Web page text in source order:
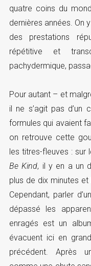
quatre coins du
dernières années. On
des prestations
répétitive et
pachydermique,
Pour autant – et
il ne s’agit pas d’un
formules qui avaient
on retrouve cette
les titres-fleuves :
Be Kind, il y en a un
plus de dix minutes et
Cependant, parler
dépassé les
enragés est un
évacuent ici en
précédent. Après